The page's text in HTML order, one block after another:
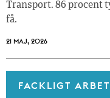
Transport. 86 procent
få.
21 MAJ, 2026
FACKLIGT